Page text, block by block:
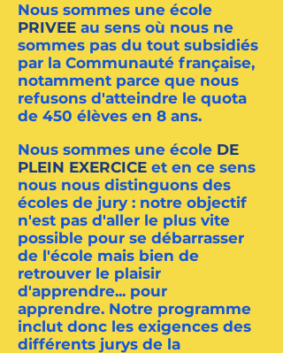
Nous sommes une école
PRIVEE au sens où nous ne
sommes pas du tout subsidiés
par la Communauté française,
notamment parce que nous
refusons d'atteindre le quota
de 450 élèves en 8 ans.
Nous sommes une école DE
PLEIN EXERCICE et en ce sens
nous nous distinguons des
écoles de jury : notre objectif
n'est pas d'aller le plus vite
possible pour se débarrasser
de l'école mais bien de
retrouver le plaisir
d'apprendre... pour
apprendre. Notre programme
inclut donc les exigences des
différents jurys de la